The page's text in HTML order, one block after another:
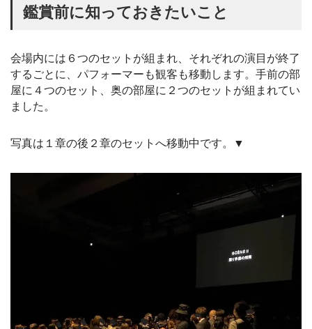
鑑賞前に知っておきたいこと
会場内には６つのセットが組まれ、それぞれの演目が終了
するごとに、パフォーマーも観客も移動します。手前の部
屋に４つのセット、奥の部屋に２つのセットが組まれてい
ました。
写真は１章の後２章のセットへ移動中です。▼